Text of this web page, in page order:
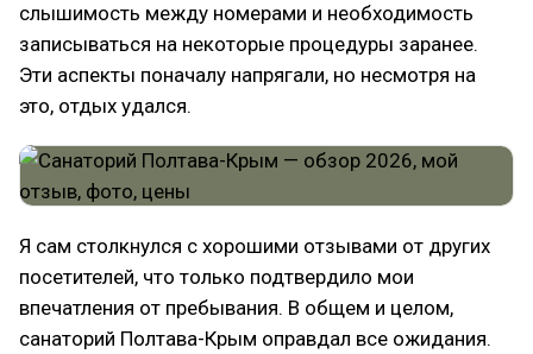
слышимость между номерами и необходимость
записываться на некоторые процедуры заранее.
Эти аспекты поначалу напрягали, но несмотря на
это, отдых удался.
Я сам столкнулся с хорошими отзывами от других
посетителей, что только подтвердило мои
впечатления от пребывания. В общем и целом,
санаторий Полтава-Крым оправдал все ожидания.